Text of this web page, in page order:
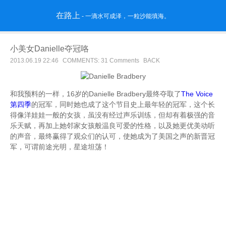
在路上 - 一滴水可成泽，一粒沙能填海。
小美女Danielle夺冠咯
2013.06.19 22:46 COMMENTS: 31 Comments BACK
和我预料的一样，16岁的Danielle Bradbery最终夺取了The Voice
第四季的冠军，同时她也成了这个节目史上最年轻的冠军，这个长
得像洋娃娃一般的女孩，虽没有经过声乐训练，但却有着极强的音
乐天赋，再加上她邻家女孩般温良可爱的性格，以及她更优美动听
的声音，最终赢得了观众们的认可，使她成为了美国之声的新晋冠
军，可谓前途光明，星途坦荡！